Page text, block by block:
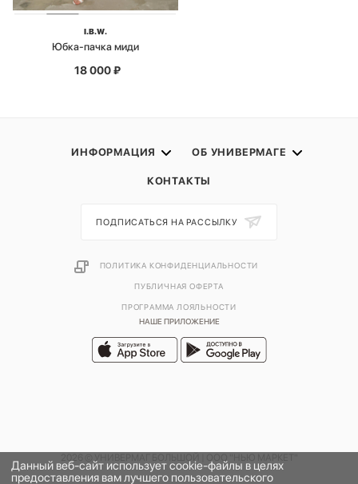
I.B.W.
Юбка-пачка миди
18 000₽
ИНФОРМАЦИЯ ОБ УНИВЕРМАГЕ
КОНТАКТЫ
НАШЕ ПРИЛОЖЕНИЕ
ПОДПИСАТЬСЯ НА РАССЫЛКУ
ПОЛИТИКА КОНФИДЕНЦИАЛЬНОСТИ
ПУБЛИЧНАЯ ОФЕРТА
ПРОГРАММА ЛОЯЛЬНОСТИ
Данный веб-сайт использует cookie-файлы в целях
предоставления вам лучшего пользовательского